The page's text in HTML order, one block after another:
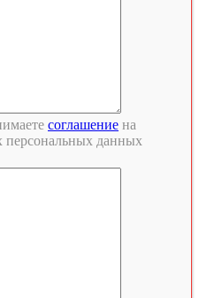
соглашение на
персональных данных